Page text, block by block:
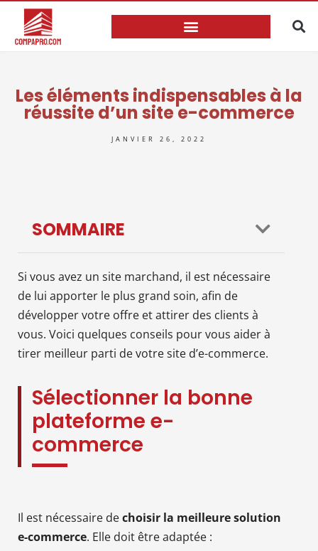
Les éléments indispensables à la
réussite d’un site e-commerce
JANVIER 26, 2022
SOMMAIRE
Si vous avez un site marchand, il est nécessaire
de lui apporter le plus grand soin, afin de
développer votre offre et attirer des clients à
vous. Voici quelques conseils pour vous aider à
tirer meilleur parti de votre site d’e-commerce.
Sélectionner la bonne
plateforme e-
commerce
Il est nécessaire dechoisir la meilleure solution
e-commerce. Elle doit être adaptée :